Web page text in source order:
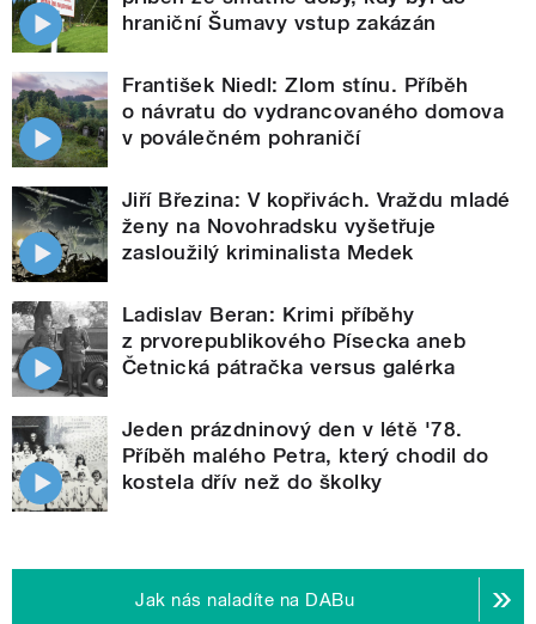
hraniční Šumavy vstup zakázán
František Niedl: Zlom stínu. Příběh
o návratu do vydrancovaného domova
v poválečném pohraničí
Jiří Březina: V kopřivách. Vraždu mladé
ženy na Novohradsku vyšetřuje
zasloužilý kriminalista Medek
Ladislav Beran: Krimi příběhy
z prvorepublikového Písecka aneb
Četnická pátračka versus galérka
Jeden prázdninový den v létě '78.
Příběh malého Petra, který chodil do
kostela dřív než do školky
Jak nás naladíte na DABu